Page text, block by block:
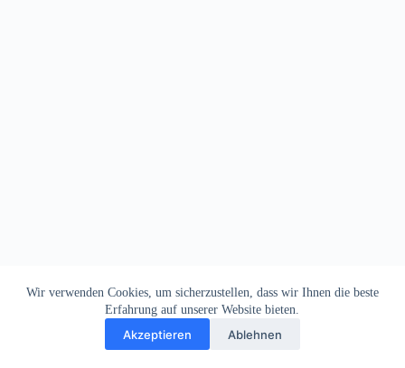
Wir verwenden Cookies, um sicherzustellen, dass wir Ihnen die beste
Erfahrung auf unserer Website bieten.
Akzeptieren Ablehnen
Impressum
Datenschutz